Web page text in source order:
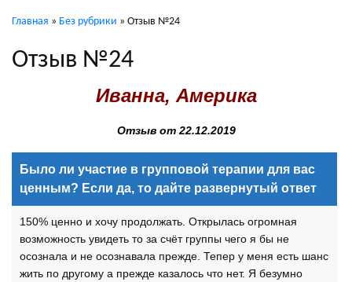
Главная » Без рубрики » Отзыв №24
Отзыв №24
Иванна, Америка
Отзыв от 22.12.2019
Было ли участие в групповой терапии для вас
ценным? Если да, то дайте развернутый ответ
150% ценно и хочу продолжать. Открылась огромная
возможность увидеть то за счёт группы чего я бы не
осознала и не осознавала прежде. Тепер у меня есть шанс
жить по другому а прежде казалось что нет. Я безумно